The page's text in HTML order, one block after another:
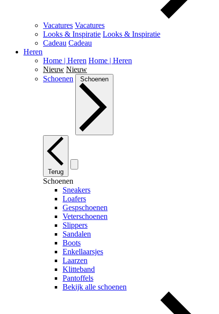
Vacatures Vacatures
Looks & Inspiratie Looks & Inspiratie
Cadeau Cadeau
Heren
Home | Heren Home | Heren
Nieuw Nieuw
Schoenen
Schoenen
Terug
Schoenen
Sneakers
Loafers
Gespschoenen
Veterschoenen
Slippers
Sandalen
Boots
Enkellaarsjes
Laarzen
Klitteband
Pantoffels
Bekijk alle schoenen